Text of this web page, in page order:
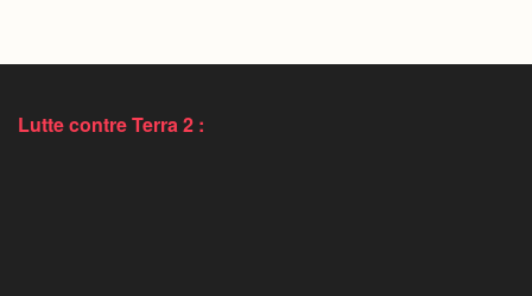
Lutte contre Terra 2 :